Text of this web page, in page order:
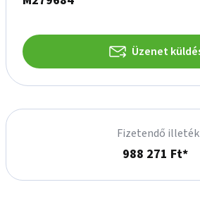
Üzenet
Fizetendő illeték
988 271 Ft*